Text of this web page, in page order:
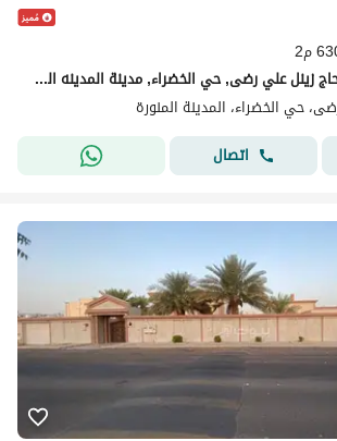
م2
فيلا للبيع في شارع الحاج زينل علي رضى, حي الخضراء, مدينة المدينه المنوره, منطقة المدينة المنورة
حي الخضراء، المدينة المنورة
اتصال